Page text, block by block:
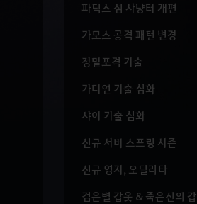
파딕스 섬 사냥터 개편
가모스 공격 패턴 변경
정밀포격 기술
가디언 기술 심화
샤이 기술 심화
신규 서버 스프링 시즌
신규 영지, 오딜리타
검은별 갑옷 & 죽은신의